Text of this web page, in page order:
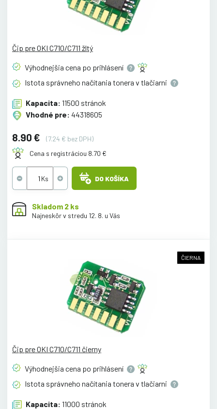
Čip pre OKI C710/C711 žltý
Výhodnejšia cena po prihlásení
Istota správneho načítania tonera v tlačiarni
Kapacita: 11500 stránok
Vhodné pre: 44318605
8.90 €
(7.24 € bez DPH)
Cena s registráciou 8.70 €
DO KOŠÍKA
Skladom 2 ks
Najneskôr v stredu 12. 8. u Vás
ČIERNA
Čip pre OKI C710/C711 čierny
Výhodnejšia cena po prihlásení
Istota správneho načítania tonera v tlačiarni
Kapacita: 11000 stránok